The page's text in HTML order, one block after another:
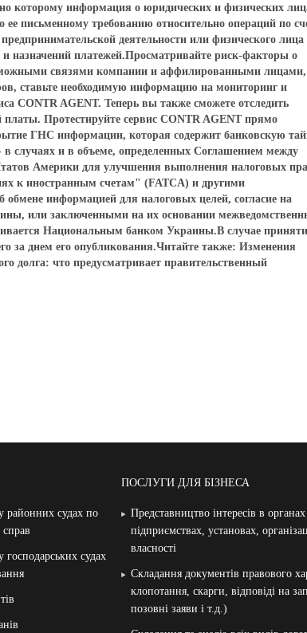
которому информация о юридических и физических
письменному требованию относительно операций по
деятельности или физического лица
назначений платежей.Просматривайте риск-факторы о
связями компании и аффилированными лицами,
ставьте необходимую информацию на мониторинг и
CONTR AGENT. Теперь вы также сможете отследить
Протестируйте сервис CONTR AGENT прямо
ГНС информации, которая содержит банковскую
случаях и в объеме, определенных Соглашением между
Америки для улучшения выполнения налоговых
к иностранным счетам" (FATCA) и другими
информацией для налоговых целей, согласие на
или заключенными на их основании
Национальным банком Украины.В случае
за днем его опубликования.Читайте также: Изменения
долга: что предусматривает правительственный
районних судах по
господарських судах
ПОСЛУГИ ДЛЯ БІЗНЕСА
Представництво інтересів в
підприємствах, установах,
власності
Складання документів правового
клопотання, скарги, відповіді на
позовні заяви і т.д.)